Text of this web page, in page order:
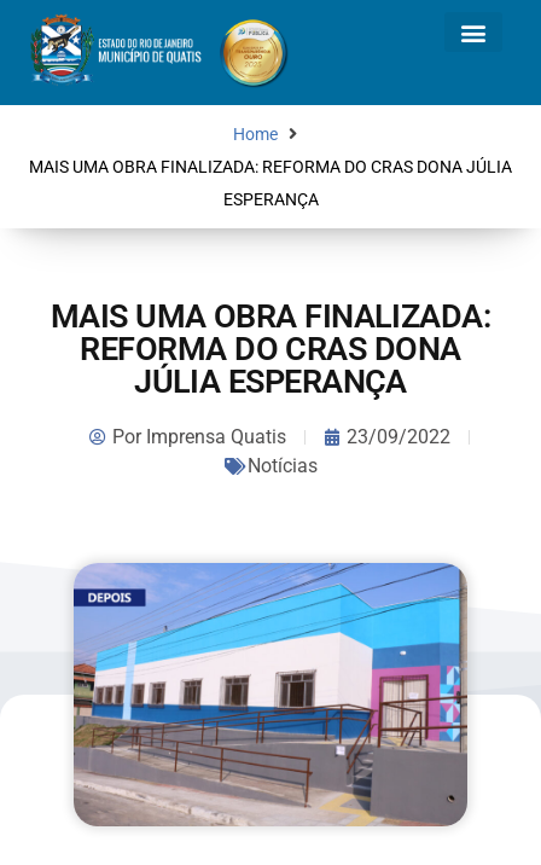
Home
MAIS UMA OBRA FINALIZADA: REFORMA DO CRAS DONA JÚLIA
ESPERANÇA
MAIS UMA OBRA FINALIZADA:
REFORMA DO CRAS DONA
JÚLIA ESPERANÇA
PorImprensa Quatis
23/09/2022
Notícias